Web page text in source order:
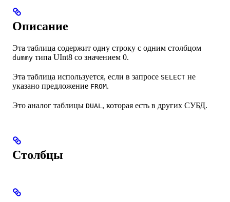
Описание
Эта таблица содержит одну строку с одним столбцом
dummy типа UInt8 со значением 0.
Эта таблица используется, если в запросе SELECT не
указано предложение FROM.
Это аналог таблицы DUAL, которая есть в других СУБД.
Столбцы